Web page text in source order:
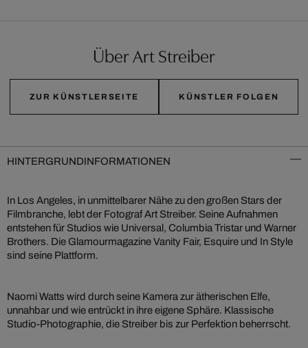
Über Art Streiber
ZUR KÜNSTLERSEITE KÜNSTLER FOLGEN
HINTERGRUNDINFORMATIONEN
In Los Angeles, in unmittelbarer Nähe zu den großen Stars der
Filmbranche, lebt der Fotograf Art Streiber. Seine Aufnahmen
entstehen für Studios wie Universal, Columbia Tristar und Warner
Brothers. Die Glamourmagazine Vanity Fair, Esquire und In Style
sind seine Plattform.
Naomi Watts wird durch seine Kamera zur ätherischen Elfe,
unnahbar und wie entrückt in ihre eigene Sphäre. Klassische
Studio-Photographie, die Streiber bis zur Perfektion beherrscht.